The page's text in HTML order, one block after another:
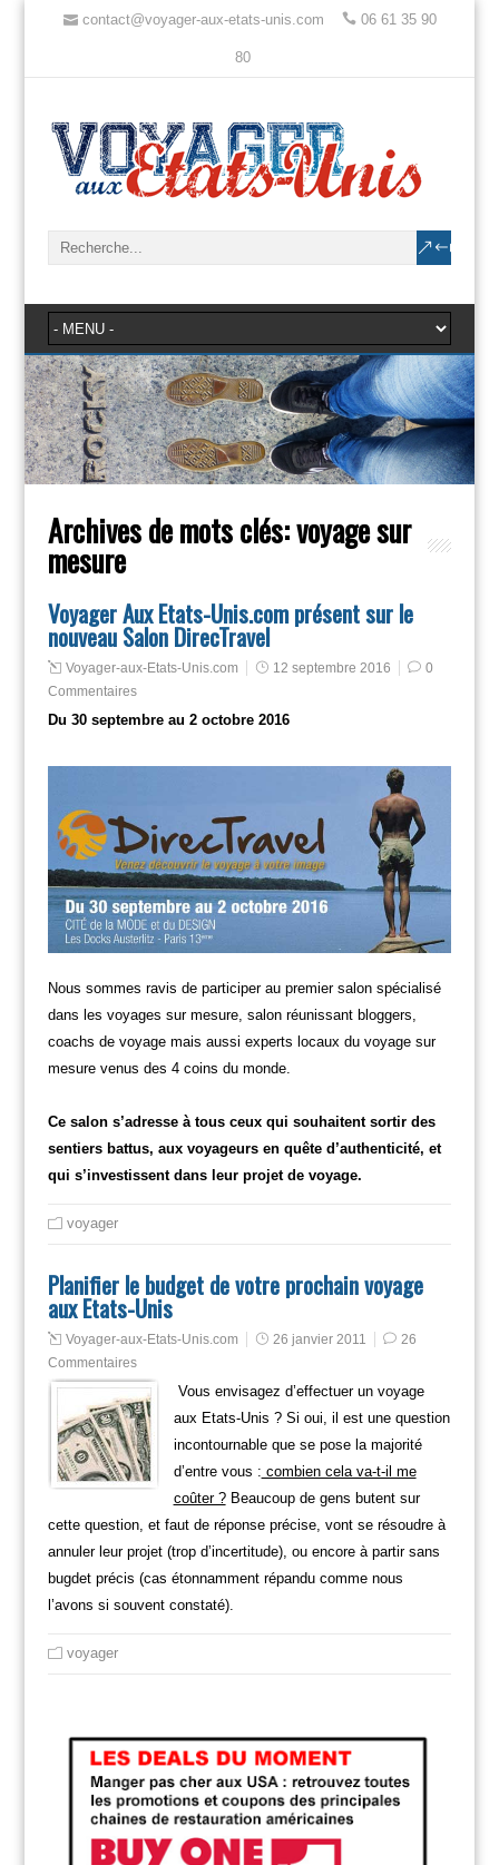
contact@voyager-aux-etats-unis.com 06 61 35 90
80
Archives de mots clés:voyage sur
mesure
Voyager Aux Etats-Unis.com présent sur le
nouveau Salon DirecTravel
Voyager-aux-Etats-Unis.com 12 septembre 2016
0
Commentaires
Du 30 septembre au 2 octobre 2016
Nous sommes ravis de participer au premier salon spécialisé
dans les voyages sur mesure, salon réunissant bloggers,
coachs de voyage mais aussi experts locaux du voyage sur
mesure venus des 4 coins du monde.
Ce salon s’adresse à tous ceux qui souhaitent sortir des
sentiers battus, aux voyageurs en quête d’authenticité, et
qui s’investissent dans leur projet de voyage.
voyager
Planifier le budget de votre prochain voyage
aux Etats-Unis
Voyager-aux-Etats-Unis.com 26 janvier 2011
26
Commentaires
Vous envisagez d’effectuer un voyage
aux Etats-Unis ? Si oui, il est une question
incontournable que se pose la majorité
d’entre vous : combien cela va-t-il me
coûter ?Beaucoup de gens butent sur
cette question, et faut de réponse précise, vont se résoudre à
annuler leur projet (trop d’incertitude), ou encore à partir sans
bugdet précis (cas étonnamment répandu comme nous
l’avons si souvent constaté).
voyager